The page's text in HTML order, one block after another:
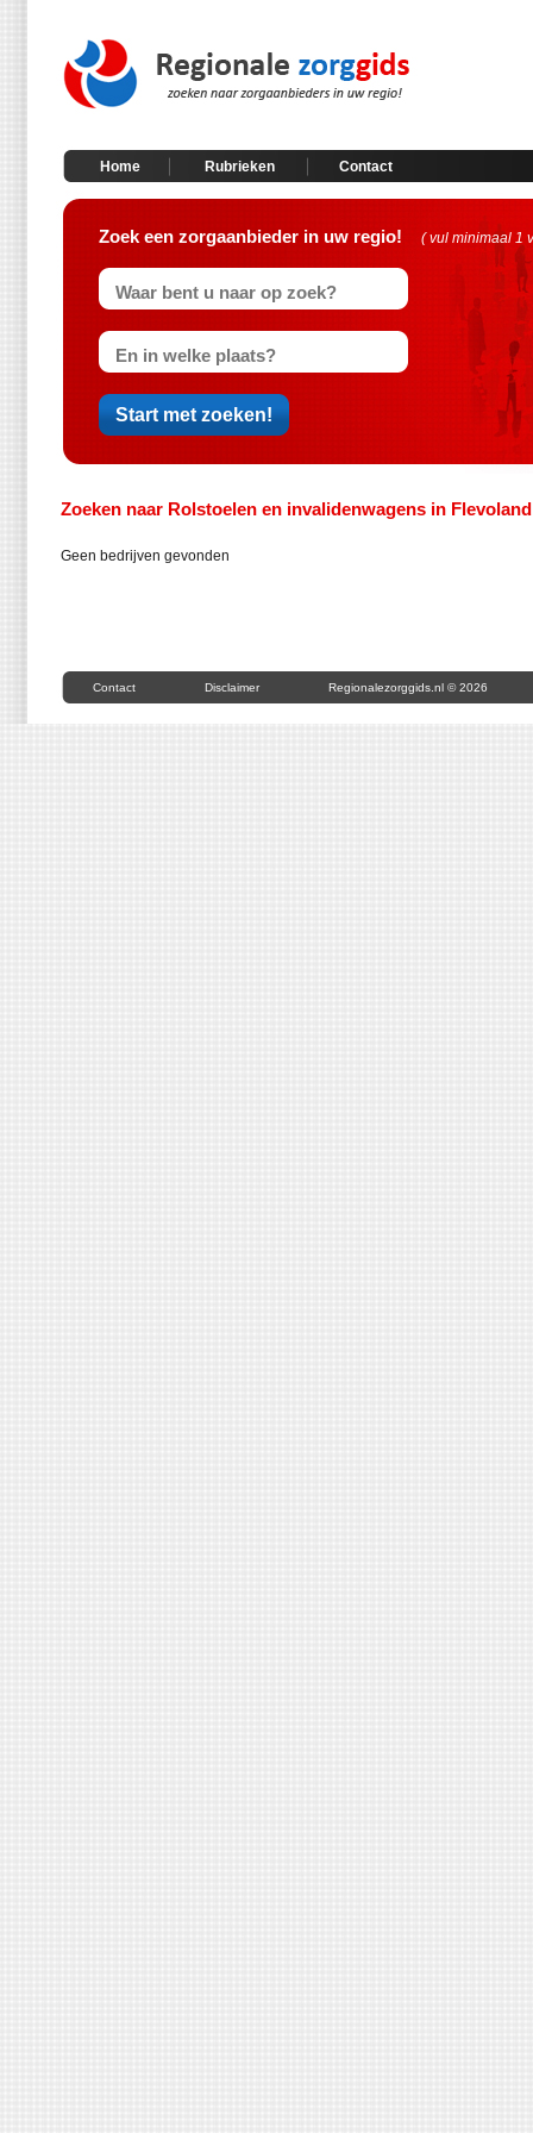
Home Rubrieken Contact
Zoek een zorgaanbieder in uw regio! ( vul minimaal 1
Zoeken naar Rolstoelen en invalidenwagens in Flevoland
Geen bedrijven gevonden
Contact Disclaimer Regionalezorggids.nl © 2026